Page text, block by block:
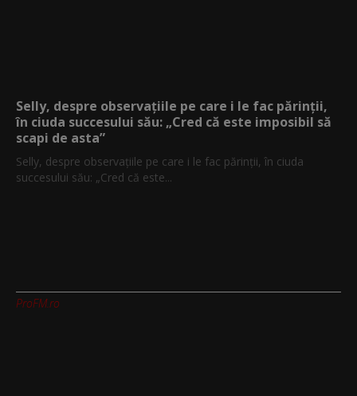
Selly, despre observațiile pe care i le fac părinții,
în ciuda succesului său: „Cred că este imposibil să
scapi de asta”
Selly, despre observațiile pe care i le fac părinții, în ciuda
succesului său: „Cred că este...
ProFM.ro